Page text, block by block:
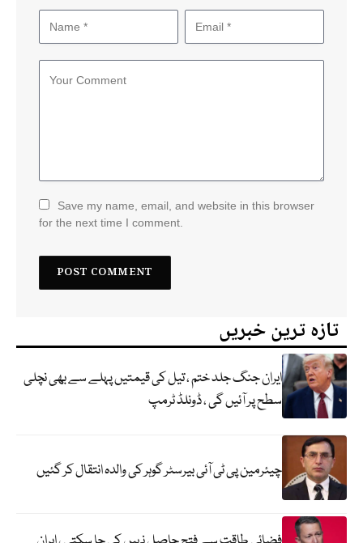
Save my name, email, and website in this browser
for the next time I comment.
تازہ ترین خبریں
ایران جنگ جلد ختم ، تیل کی قیمتیں پہلے سے بھی نچلی
سطح پر آئیں گی ، ڈونلڈ ٹرمپ
چیئرمین پی ٹی آئی بیرسٹر گوہر کی والدہ انتقال کر گئیں